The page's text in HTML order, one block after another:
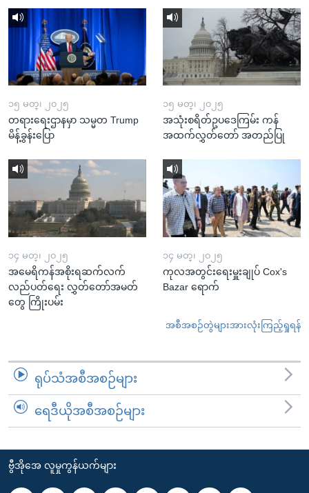
၁၅ မတ္၊ ၂၀၂၅
တရားရေးဌာနမှာ သမ္မတ Trump
မိန့်ခွန်းပြော
၁၅ မတ္၊ ၂၀၂၅
အသုံးစရိတ်ဥပဒေကြမ်း ကန်
အထက်လွှတ်တော် အတည်ပြု
၁၄ မတ္၊ ၂၀၂၅
အမေရိကန်အစိုးရဆက်လက်
လည်ပတ်ရေး လွှတ်တော်အမတ်
တွေ ကြိုးပမ်း
၁၄ မတ္၊ ၂၀၂၅
ကုလအတွင်းရေးမှူးချုပ် Cox's
Bazar ရောက်
အစီအစဉ်တွဲများအားလုံးကြည့်ရှုရန်
ရုပ်သံအစီအစဉ်များ
ရေဒီယိုအစီအစဉ်များ
ဗွီအိုအေ လူမှုကွန်ယက်များ